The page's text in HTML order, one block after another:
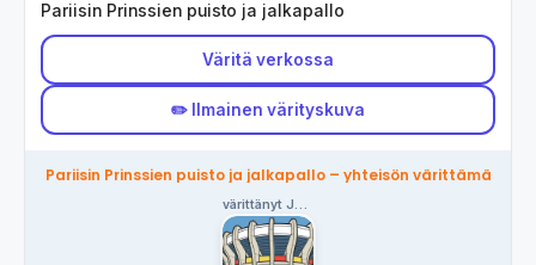
Pariisin Prinssien puisto ja jalkapallo
Väritä verkossa
✏️ Ilmainen värityskuva
Pariisin Prinssien puisto ja jalkapallo – yhteisön värittämä
värittänyt Jonas